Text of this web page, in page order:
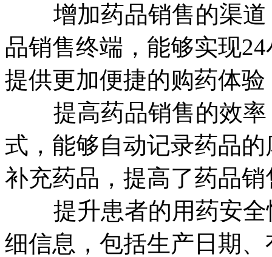
增加药品销售的渠道
品销售终端，能够实现
提供更加便捷的购药体
提高药品销售的效率
式，能够自动记录药品
补充药品，提高了药品
提升患者的用药安全
细信息，包括生产日期